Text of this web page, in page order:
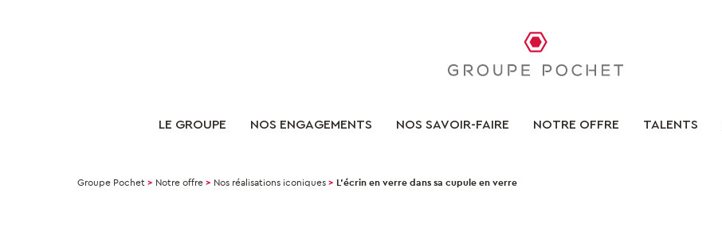
LE GROUPE NOS ENGAGEMENTS NOS SAVOIR-FAIRE NOTRE OFFRE TALENTS
Groupe Pochet > Notre offre > Nos réalisations iconiques > L’écrin en verre dans sa cupule en verre